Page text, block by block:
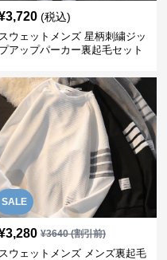
3,720 (税込)
スウェットメンズ 星柄刺繍ジッ
プアップパーカー裏起毛セット
SALE
3,280 ¥3640(割引前)
スウェットメンズ メンズ裏起毛